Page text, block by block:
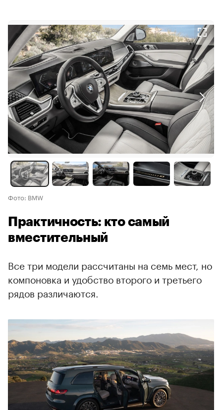
Фото: BMW
Практичность: кто самый
вместительный
Все три модели рассчитаны на семь мест, но
компоновка и удобство второго и третьего
рядов различаются.